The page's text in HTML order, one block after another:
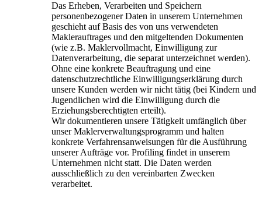
Das Erheben, Verarbeiten und Speichern
personenbezogener Daten in unserem Unternehmen
geschieht auf Basis des von uns verwendeten
Maklerauftrages und den mitgeltenden Dokumenten
(wie z.B. Maklervollmacht, Einwilligung zur
Datenverarbeitung, die separat unterzeichnet werden).
Ohne eine konkrete Beauftragung und eine
datenschutzrechtliche Einwilligungserklärung durch
unsere Kunden werden wir nicht tätig (bei Kindern und
Jugendlichen wird die Einwilligung durch die
Erziehungsberechtigten erteilt).
Wir dokumentieren unsere Tätigkeit umfänglich über
unser Maklerverwaltungsprogramm und halten
konkrete Verfahrensanweisungen für die Ausführung
unserer Aufträge vor. Profiling findet in unserem
Unternehmen nicht statt. Die Daten werden
ausschließlich zu den vereinbarten Zwecken
verarbeitet.